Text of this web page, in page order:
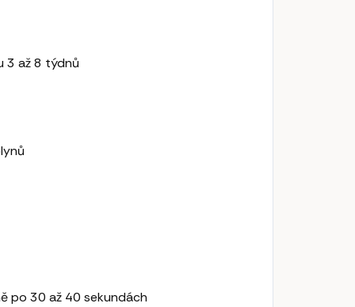
3 až 8 týdnů
po 30 až 40 sekundách